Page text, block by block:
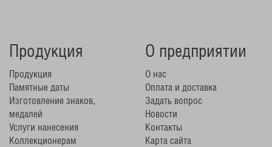
Продукция
Продукция
Памятные даты
Изготовление знаков,
медалей
Услуги нанесения
Коллекционерам
О предприятии
О нас
Оплата и доставка
Задать вопрос
Новости
Контакты
Карта сайта